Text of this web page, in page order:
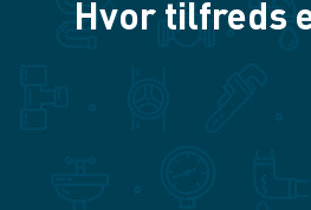
Hvor tilfreds